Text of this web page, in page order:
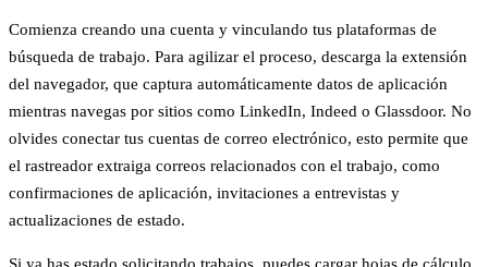
Comienza creando una cuenta y vinculando tus plataformas de
búsqueda de trabajo. Para agilizar el proceso, descarga la extensión
del navegador, que captura automáticamente datos de aplicación
mientras navegas por sitios como LinkedIn, Indeed o Glassdoor. No
olvides conectar tus cuentas de correo electrónico, esto permite que
el rastreador extraiga correos relacionados con el trabajo, como
confirmaciones de aplicación, invitaciones a entrevistas y
actualizaciones de estado.